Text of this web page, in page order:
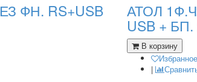
ФН. RS+USB АТОЛ
USB + БП.
В корзину
Избранное
|